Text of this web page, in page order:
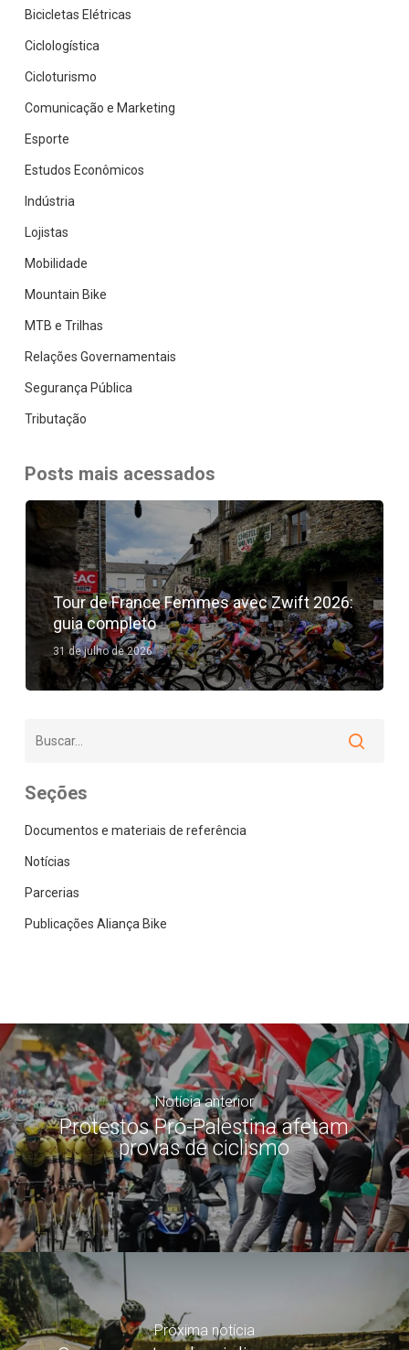
Bicicletas Elétricas
Ciclologística
Cicloturismo
Comunicação e Marketing
Esporte
Estudos Econômicos
Indústria
Lojistas
Mobilidade
Mountain Bike
MTB e Trilhas
Relações Governamentais
Segurança Pública
Tributação
Posts mais acessados
Tour de France Femmes avec Zwift 2026:
guia completo
31 de julho de 2026
Seções
Documentos e materiais de referência
Notícias
Parcerias
Publicações Aliança Bike
Notícia anterior
Protestos Pró-Palestina afetam
provas de ciclismo
Próxima notícia